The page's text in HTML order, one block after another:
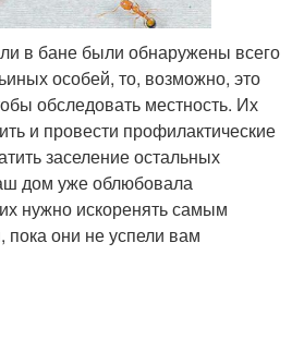
в бане были обнаружены всего
особей, то, возможно, это
обследовать местность. Их
и провести профилактические
заселение остальных
дом уже облюбовала
нужно искоренять самым
они не успели вам